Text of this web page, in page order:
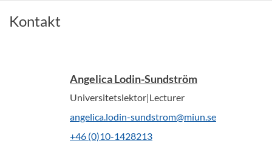
Kontakt
Angelica Lodin-Sundström
Universitetslektor|Lecturer
angelica.lodin-sundstrom@miun.se
+46 (0)10-1428213